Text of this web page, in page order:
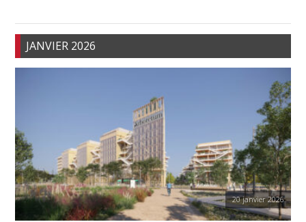
JANVIER 2026
20 janvier 2026